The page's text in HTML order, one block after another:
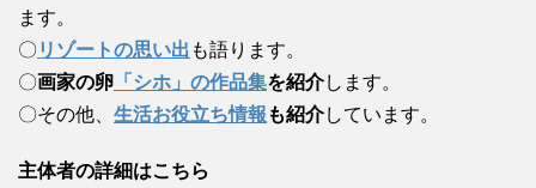
ます。
〇 リゾートの思い出 も語ります。
〇画家の卵 「シホ」の作品集を紹介します。
〇その他、 生活お役立ち情報 も紹介しています。
主体者の詳細はこちら